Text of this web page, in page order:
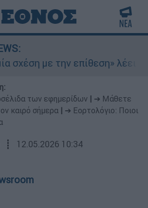
με την επίθεση» λέει η
των εφημερίδων
➔ Μάθετε
καιρό σήμερα
➔ Εορτολόγιο: Ποιοι
┋ 12.05.2026 10:34